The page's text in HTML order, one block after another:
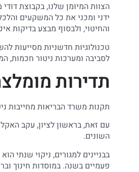
הצוות המיומן שלנו, בקבוצת
ידני ומכני את כל המשקעים
והחיטוי, ולבסוף מבצע בדיקות
טכנולוגיות חדשניות מסייעות
לסביבה ומערכות ניטור חכמות,
תדירות
תקנות משרד הבריאות מחייבות
עם זאת, בראשון לציון, עקב
השונים.
בבניינים למגורים, ניקוי שנתי
פעמיים בשנה. במוסדות חינוך